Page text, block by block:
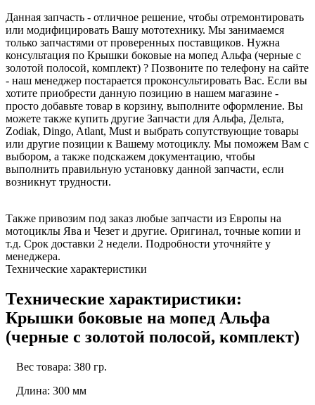
Данная запчасть - отличное решение, чтобы отремонтировать
или модифицировать Вашу мототехнику. Мы занимаемся
только запчастями от проверенных поставщиков. Нужна
консультация по Крышки боковые на мопед Альфа (черные с
золотой полосой, комплект) ? Позвоните по телефону на сайте
- наш менеджер постарается проконсультировать Вас. Если вы
хотите приобрести данную позицию в нашем магазине -
просто добавьте товар в корзину, выполните оформление. Вы
можете также купить другие Запчасти для Альфа, Дельта,
Zodiak, Dingo, Atlant, Must и выбрать сопутствующие товары
или другие позиции к Вашему мотоциклу. Мы поможем Вам с
выбором, а также подскажем документацию, чтобы
выполнить правильную установку данной запчасти, если
возникнут трудности.
Также привозим под заказ любые запчасти из Европы на
мотоциклы Ява и Чезет и другие. Оригинал, точные копии и
т.д. Срок доставки 2 недели. Подробности уточняйте у
менеджера.
Технические характеристики
Технические характиристики:
Крышки боковые на мопед Альфа
(черные с золотой полосой, комплект)
Вес товара: 380 гр.
Длина: 300 мм